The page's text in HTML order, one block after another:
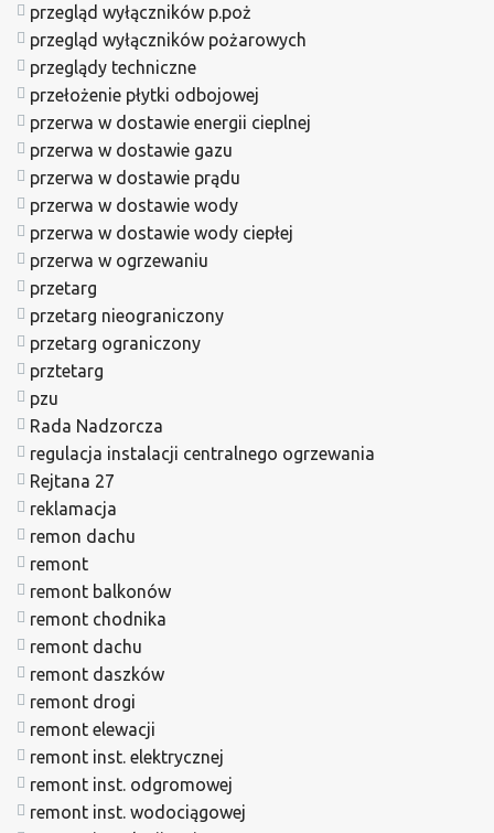
przegląd wyłączników p.poż
przegląd wyłączników pożarowych
przeglądy techniczne
przełożenie płytki odbojowej
przerwa w dostawie energii cieplnej
przerwa w dostawie gazu
przerwa w dostawie prądu
przerwa w dostawie wody
przerwa w dostawie wody ciepłej
przerwa w ogrzewaniu
przetarg
przetarg nieograniczony
przetarg ograniczony
prztetarg
pzu
Rada Nadzorcza
regulacja instalacji centralnego ogrzewania
Rejtana 27
reklamacja
remon dachu
remont
remont balkonów
remont chodnika
remont dachu
remont daszków
remont drogi
remont elewacji
remont inst. elektrycznej
remont inst. odgromowej
remont inst. wodociągowej